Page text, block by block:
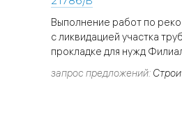
Выполнение работ по
с ликвидацией участка
прокладке для нужд
запрос предложений